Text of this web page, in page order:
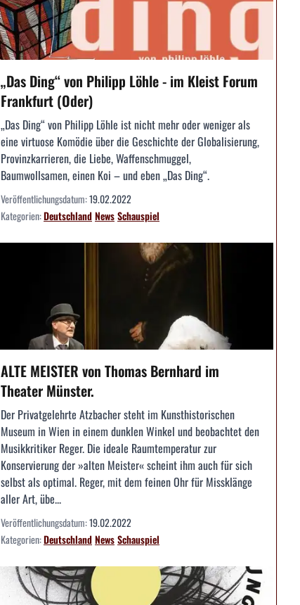
„Das Ding“ von Philipp Löhle - im Kleist Forum
Frankfurt (Oder)
„Das Ding“ von Philipp Löhle ist nicht mehr oder weniger als
eine virtuose Komödie über die Geschichte der Globalisierung,
Provinzkarrieren, die Liebe, Waffenschmuggel,
Baumwollsamen, einen Koi – und eben „Das Ding“.
Veröffentlichungsdatum:19.02.2022
Kategorien:DeutschlandNewsSchauspiel
ALTE MEISTER von Thomas Bernhard im
Theater Münster.
Der Privatgelehrte Atzbacher steht im Kunsthistorischen
Museum in Wien in einem dunklen Winkel und beobachtet den
Musikkritiker Reger. Die ideale Raumtemperatur zur
Konservierung der »alten Meister« scheint ihm auch für sich
selbst als optimal. Reger, mit dem feinen Ohr für Missklänge
aller Art, übe...
Veröffentlichungsdatum:19.02.2022
Kategorien:DeutschlandNewsSchauspiel